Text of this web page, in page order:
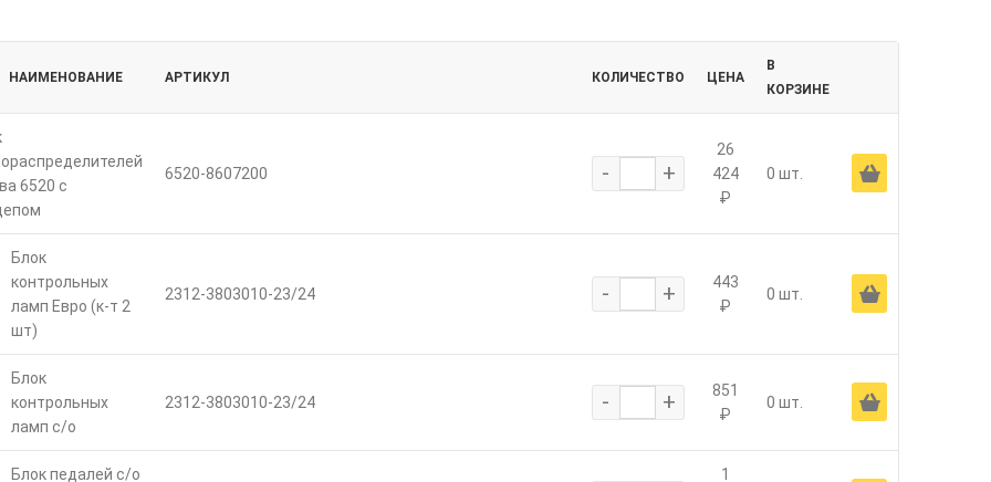
НАИМЕНОВАНИЕ АРТИКУЛ КОЛИЧЕСТВО ЦЕНА
В
КОРЗИНЕ
6520 с
6520-8607200 - +
26
424
₽
0 шт. Ä
Блок
контрольных
ламп Евро (к-т 2
шт)
2312-3803010-23/24 - +
443
₽
0 шт. Ä
Блок
контрольных
ламп с/о
2312-3803010-23/24 - +
851
₽
0 шт. Ä
Блок педалей с/о
1